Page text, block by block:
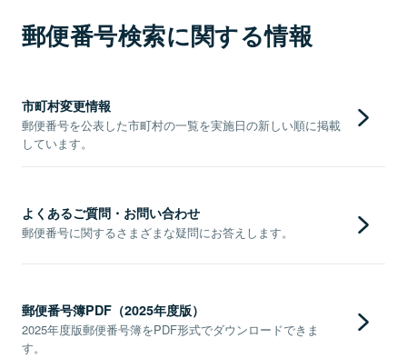
郵便番号検索に関する情報
市町村変更情報
郵便番号を公表した市町村の一覧を実施日の新しい順に掲載
しています。
よくあるご質問・お問い合わせ
郵便番号に関するさまざまな疑問にお答えします。
郵便番号簿PDF（2025年度版）
2025年度版郵便番号簿をPDF形式でダウンロードできま
す。